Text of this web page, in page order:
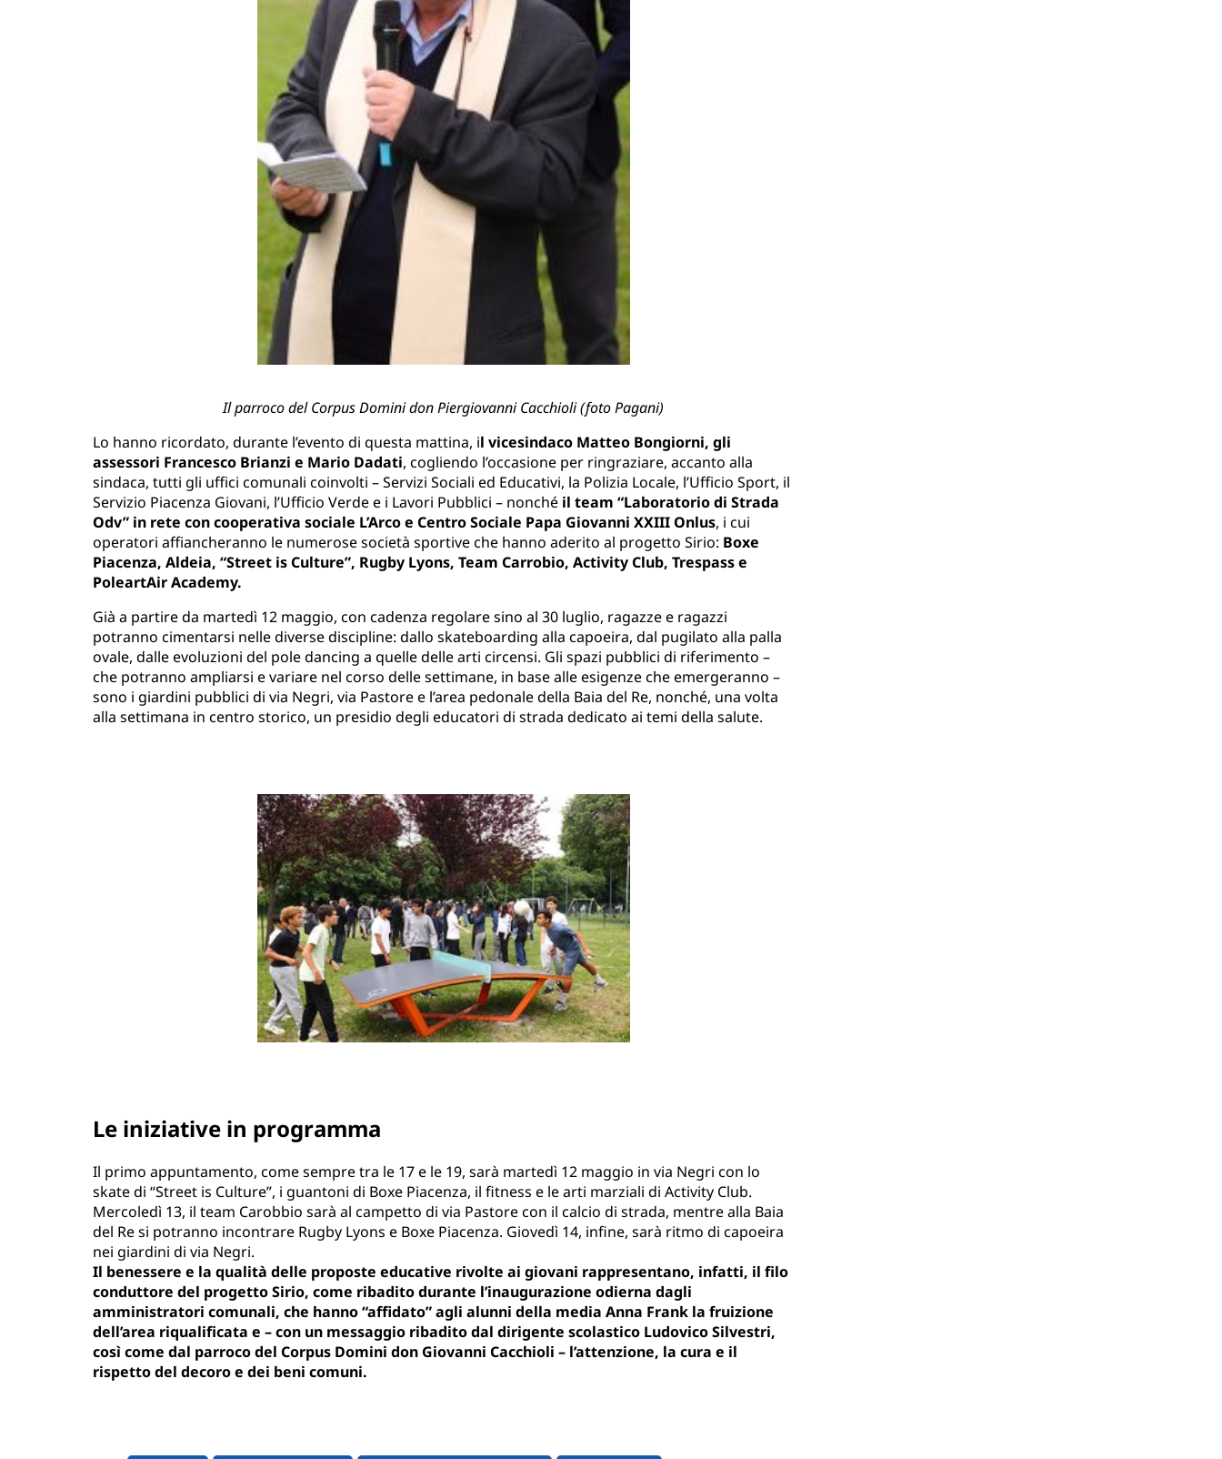
Il parroco del Corpus Domini don Piergiovanni Cacchioli (foto Pagani)
Lo hanno ricordato, durante l’evento di questa mattina, il vicesindaco Matteo Bongiorni, gli
assessori Francesco Brianzi e Mario Dadati, cogliendo l’occasione per ringraziare, accanto alla
sindaca, tutti gli uffici comunali coinvolti – Servizi Sociali ed Educativi, la Polizia Locale, l’Ufficio Sport, il
Servizio Piacenza Giovani, l’Ufficio Verde e i Lavori Pubblici – nonché il team “Laboratorio di Strada
Odv” in rete con cooperativa sociale L’Arco e Centro Sociale Papa Giovanni XXIII Onlus, i cui
operatori affiancheranno le numerose società sportive che hanno aderito al progetto Sirio: Boxe
Piacenza, Aldeia, “Street is Culture”, Rugby Lyons, Team Carrobio, Activity Club, Trespass e
PoleartAir Academy.
Già a partire da martedì 12 maggio, con cadenza regolare sino al 30 luglio, ragazze e ragazzi
potranno cimentarsi nelle diverse discipline: dallo skateboarding alla capoeira, dal pugilato alla palla
ovale, dalle evoluzioni del pole dancing a quelle delle arti circensi. Gli spazi pubblici di riferimento –
che potranno ampliarsi e variare nel corso delle settimane, in base alle esigenze che emergeranno –
sono i giardini pubblici di via Negri, via Pastore e l’area pedonale della Baia del Re, nonché, una volta
alla settimana in centro storico, un presidio degli educatori di strada dedicato ai temi della salute.
Le iniziative in programma
Il primo appuntamento, come sempre tra le 17 e le 19, sarà martedì 12 maggio in via Negri con lo
skate di “Street is Culture”, i guantoni di Boxe Piacenza, il fitness e le arti marziali di Activity Club.
Mercoledì 13, il team Carobbio sarà al campetto di via Pastore con il calcio di strada, mentre alla Baia
del Re si potranno incontrare Rugby Lyons e Boxe Piacenza. Giovedì 14, infine, sarà ritmo di capoeira
nei giardini di via Negri.
Il benessere e la qualità delle proposte educative rivolte ai giovani rappresentano, infatti, il filo
conduttore del progetto Sirio, come ribadito durante l’inaugurazione odierna dagli
amministratori comunali, che hanno “affidato” agli alunni della media Anna Frank la fruizione
dell’area riqualificata e – con un messaggio ribadito dal dirigente scolastico Ludovico Silvestri,
così come dal parroco del Corpus Domini don Giovanni Cacchioli – l’attenzione, la cura e il
rispetto del decoro e dei beni comuni.